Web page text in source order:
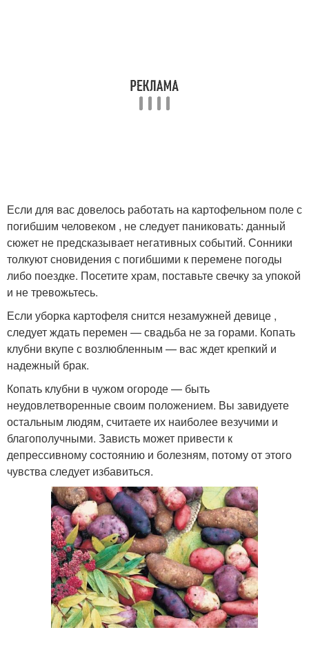
Если для вас довелось работать на картофельном поле с
погибшим человеком , не следует паниковать: данный
сюжет не предсказывает негативных событий. Сонники
толкуют сновидения с погибшими к перемене погоды
либо поездке. Посетите храм, поставьте свечку за упокой
и не тревожьтесь.
Если уборка картофеля снится незамужней девице ,
следует ждать перемен — свадьба не за горами. Копать
клубни вкупе с возлюбленным — вас ждет крепкий и
надежный брак.
Копать клубни в чужом огороде — быть
неудовлетворенные своим положением. Вы завидуете
остальным людям, считаете их наиболее везучими и
благополучными. Зависть может привести к
депрессивному состоянию и болезням, потому от этого
чувства следует избавиться.